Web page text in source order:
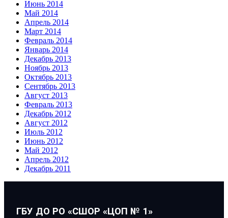
Июнь 2014
Май 2014
Апрель 2014
Март 2014
Февраль 2014
Январь 2014
Декабрь 2013
Ноябрь 2013
Октябрь 2013
Сентябрь 2013
Август 2013
Февраль 2013
Декабрь 2012
Август 2012
Июль 2012
Июнь 2012
Май 2012
Апрель 2012
Декабрь 2011
ГБУ ДО РО «СШОР «ЦОП № 1»